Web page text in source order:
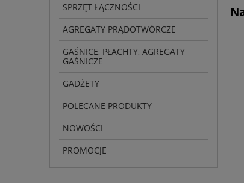
SPRZĘT ŁĄCZNOŚCI
AGREGATY PRĄDOTWÓRCZE
GAŚNICE, PŁACHTY, AGREGATY
GAŚNICZE
GADŻETY
POLECANE PRODUKTY
NOWOŚCI
PROMOCJE